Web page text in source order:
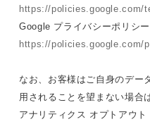
https://policies.google.com/
Google プライバシーポリシー
https://policies.google.com/
なお、お客様はご自身のデー
用されることを望まない場合
アナリティクス オプトアウト